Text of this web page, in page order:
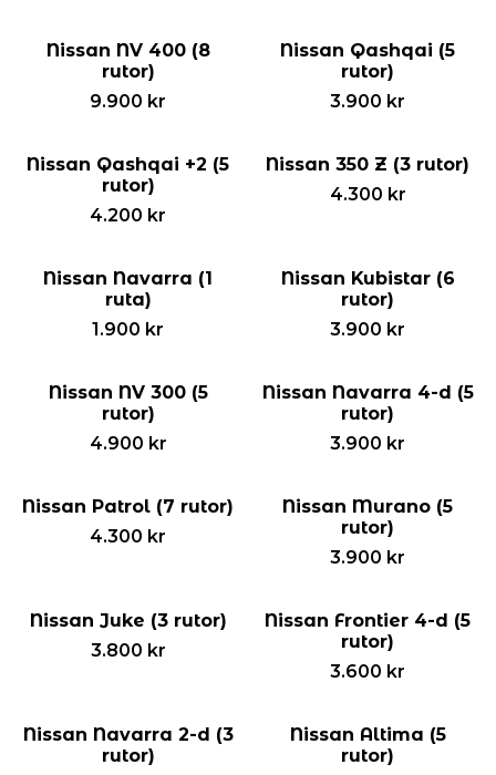
Nissan NV 400 (8
rutor)
9.900 kr
Nissan Qashqai (5
rutor)
3.900 kr
Nissan Qashqai +2 (5
rutor)
4.200 kr
Nissan 350 Z (3 rutor)
4.300 kr
Nissan Navarra (1
ruta)
1.900 kr
Nissan Kubistar (6
rutor)
3.900 kr
Nissan NV 300 (5
rutor)
4.900 kr
Nissan Navarra 4-d (5
rutor)
3.900 kr
Nissan Patrol (7 rutor)
4.300 kr
Nissan Murano (5
rutor)
3.900 kr
Nissan Juke (3 rutor)
3.800 kr
Nissan Frontier 4-d (5
rutor)
3.600 kr
Nissan Navarra 2-d (3
rutor)
Nissan Altima (5
rutor)